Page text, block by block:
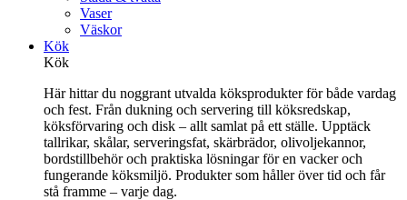
Vaser
Väskor
Kök
Kök
Här hittar du noggrant utvalda köksprodukter för både vardag
och fest. Från dukning och servering till köksredskap,
köksförvaring och disk – allt samlat på ett ställe. Upptäck
tallrikar, skålar, serveringsfat, skärbrädor, olivoljekannor,
bordstillbehör och praktiska lösningar för en vacker och
fungerande köksmiljö. Produkter som håller över tid och får
stå framme – varje dag.